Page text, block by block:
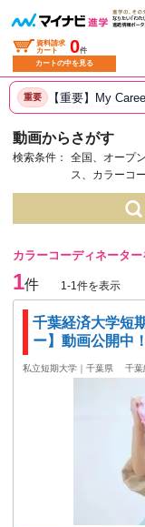
資料請求
カート
0件
カートの中を見る
重要 【重要】My
動画からさがす
検索条件：
全国、オープ
ス、カラーコ
カラーコーディネータ
1件 1-1件を表示
千葉経済大学短
ー】動画公開中！
私立短期大学｜千葉県 千葉